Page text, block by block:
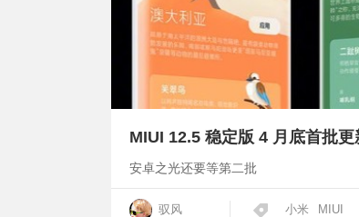
MIUI 12.5 稳定版 4 月底首批更
安卓之光还要等第二批
驭风 小米 MIUI